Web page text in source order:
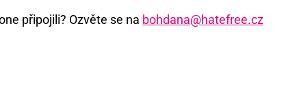
připojili? Ozvěte se na bohdana@hatefree.cz